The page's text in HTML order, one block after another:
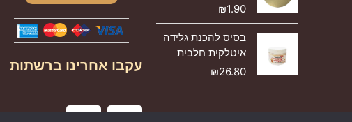
₪1.90
בסיס להכנת גלידה
איטלקית חלבית
₪26.80 עקבו אחרינו ברשתות
F
I